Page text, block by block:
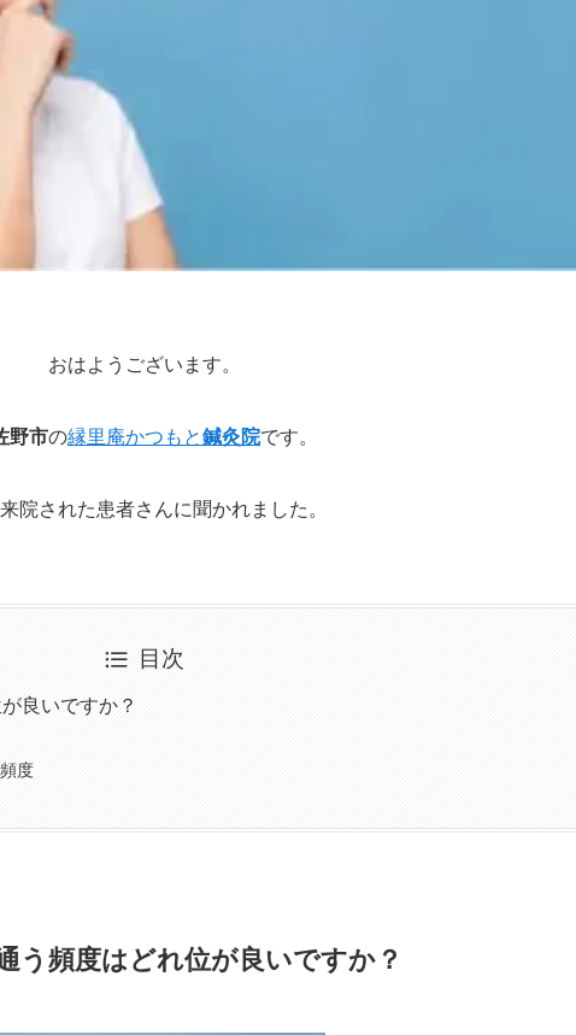
おはようございます。
野市の縁里庵かつもと鍼灸院です。
院された患者さんに聞かれました。
目次
良いですか？
度
う頻度はどれ位が良いですか？